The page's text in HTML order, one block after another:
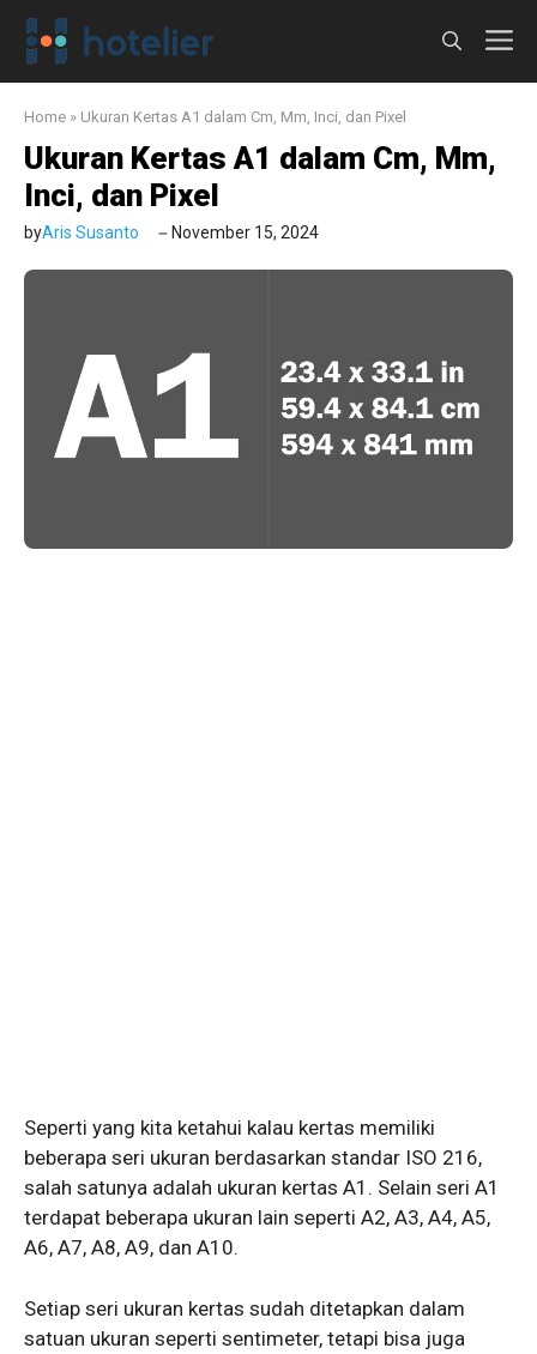
Langsung
Home » Ukuran Kertas A1 dalam Cm, Mm, Inci, dan Pixel
Ukuran Kertas A1 dalam Cm, Mm,
Inci, dan Pixel
byAris Susanto November 15, 2024
Seperti yang kita ketahui kalau kertas memiliki
beberapa seri ukuran berdasarkan standar ISO 216,
salah satunya adalah ukuran kertas A1. Selain seri A1
terdapat beberapa ukuran lain seperti A2, A3, A4, A5,
A6, A7, A8, A9, dan A10.
Setiap seri ukuran kertas sudah ditetapkan dalam
satuan ukuran seperti sentimeter, tetapi bisa juga